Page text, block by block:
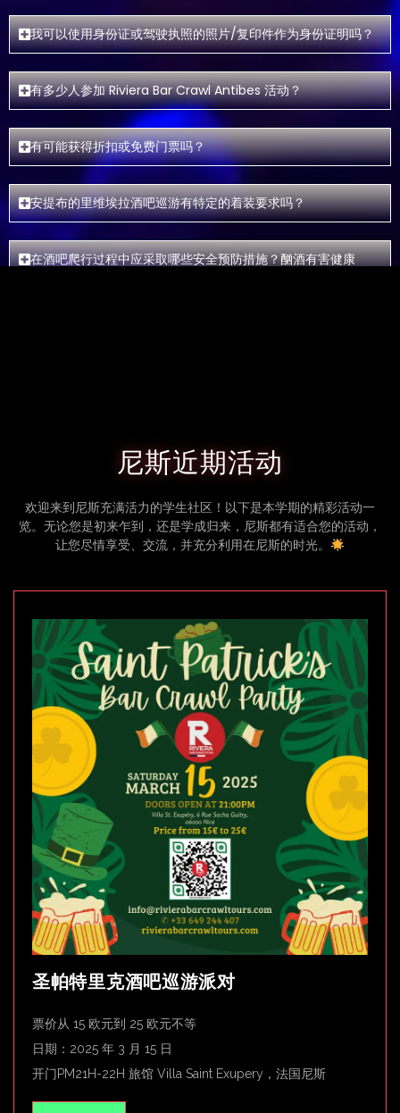
我可以使用身份证或驾驶执照的照片/复印件作为身份证明吗？
有多少人参加 Riviera Bar Crawl Antibes 活动？
有可能获得折扣或免费门票吗？
安提布的里维埃拉酒吧巡游有特定的着装要求吗？
在酒吧爬行过程中应采取哪些安全预防措施？酗酒有害健康
尼斯近期活动
欢迎来到尼斯充满活力的学生社区！以下是本学期的精彩活动一
览。无论您是初来乍到，还是学成归来，尼斯都有适合您的活动，
让您尽情享受、交流，并充分利用在尼斯的时光。
圣帕特里克酒吧巡游派对
票价从 15 欧元到 25 欧元不等
日期：2025 年 3 月 15 日
开门PM21H-22H 旅馆 Villa Saint Exupery，法国尼斯